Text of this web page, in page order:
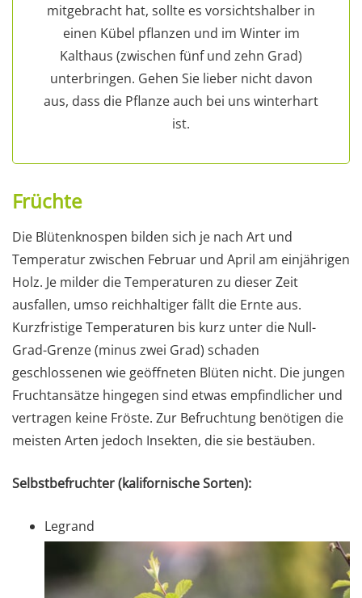
mitgebracht hat, sollte es vorsichtshalber in
einen Kübel pflanzen und im Winter im
Kalthaus (zwischen fünf und zehn Grad)
unterbringen. Gehen Sie lieber nicht davon
aus, dass die Pflanze auch bei uns winterhart
ist.
Früchte
Die Blütenknospen bilden sich je nach Art und
Temperatur zwischen Februar und April am einjährigen
Holz. Je milder die Temperaturen zu dieser Zeit
ausfallen, umso reichhaltiger fällt die Ernte aus.
Kurzfristige Temperaturen bis kurz unter die Null-
Grad-Grenze (minus zwei Grad) schaden
geschlossenen wie geöffneten Blüten nicht. Die jungen
Fruchtansätze hingegen sind etwas empfindlicher und
vertragen keine Fröste. Zur Befruchtung benötigen die
meisten Arten jedoch Insekten, die sie bestäuben.
Selbstbefruchter (kalifornische Sorten):
Legrand